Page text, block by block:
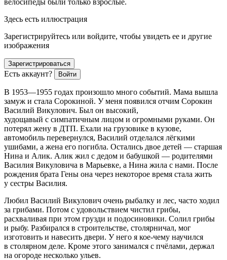
Здесь есть иллюстрация
Зарегистрируйтесь или войдите, чтобы увидеть ее и другие
изображения
Зарегистрироваться
Есть аккаунт? Войти
В 1953—1955 годах произошло много событий. Мама вышла
замуж и стала Сорокиной. У меня появился отчим Сорокин
Василий Викулович. Был он высокий,
худощавый с симпатичным лицом и огромными руками. Он
потерял жену в ДТП. Ехали на грузовике в кузове,
автомобиль перевернулся, Василий отделался лёгкими
ушибами, а жена его погибла. Остались двое детей — старшая
Нина и Алик. Алик жил с дедом и бабушкой — родителями
Василия Викуловича в Марьевке, а Нина жила с нами. После
рождения брата Гены она через некоторое время стала жить
у сестры Василия.
Любил Василий Викулович очень рыбалку и лес, часто ходил
за грибами. Потом с удовольствием чистил грибы,
расхваливая при этом грузди и подосиновики. Солил грибы
и рыбу. Разбирался в строительстве, столярничал, мог
изготовить и навесить двери. У него я кое-чему научился
в столярном деле. Кроме этого занимался с пчёлами, держал
на огороде несколько ульев.